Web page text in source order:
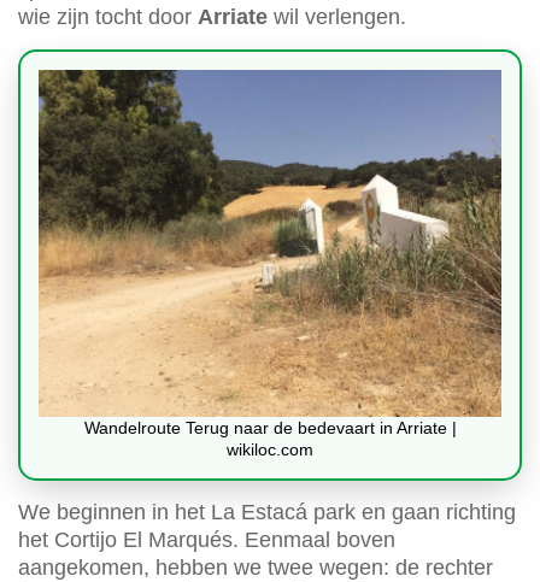
wie zijn tocht door Arriate wil verlengen.
Wandelroute Terug naar de bedevaart in Arriate |
wikiloc.com
We beginnen in het La Estacá park en gaan richting
het Cortijo El Marqués. Eenmaal boven
aangekomen, hebben we twee wegen: de rechter